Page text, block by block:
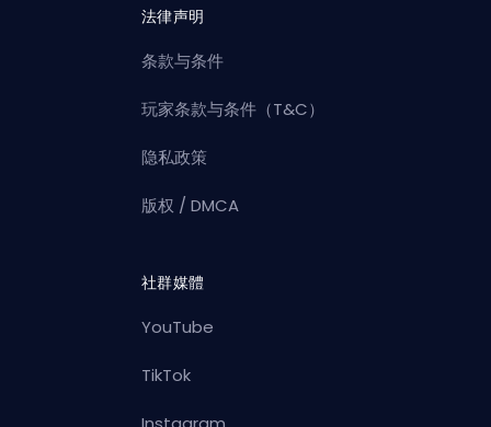
法律声明
条款与条件
玩家条款与条件（T&C）
隐私政策
版权 / DMCA
社群媒體
YouTube
TikTok